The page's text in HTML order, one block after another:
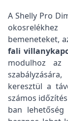
A Shelly Pro
bemeneteket,
fali
modulhoz az
keresztül a
számos
ban